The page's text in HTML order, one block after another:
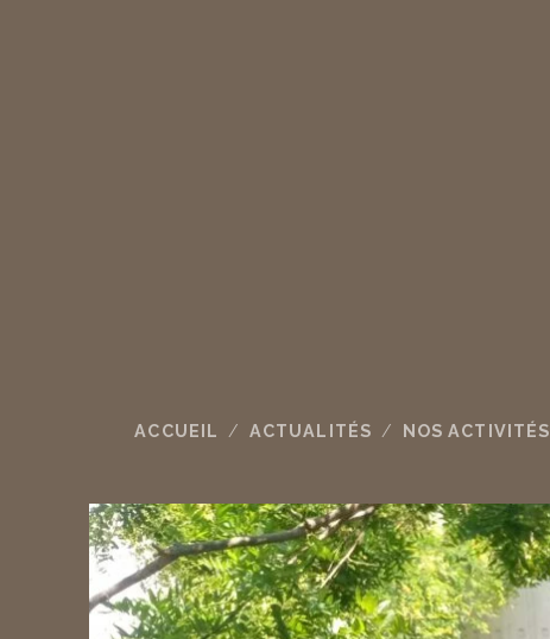
ACCUEIL ACTUALITÉS NOS ACTIVITÉS